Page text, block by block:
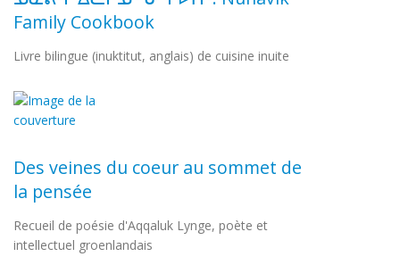
Family Cookbook
Livre bilingue (inuktitut, anglais) de cuisine inuite
Des veines du coeur au sommet de
la pensée
Recueil de poésie d'Aqqaluk Lynge, poète et
intellectuel groenlandais